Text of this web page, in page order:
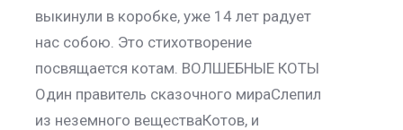
выкинули в коробке, уже 14 лет радует
нас собою. Это стихотворение
посвящается котам. ВОЛШЕБНЫЕ КОТЫ
Один правитель сказочного мираСлепил
из неземного веществаКотов, и